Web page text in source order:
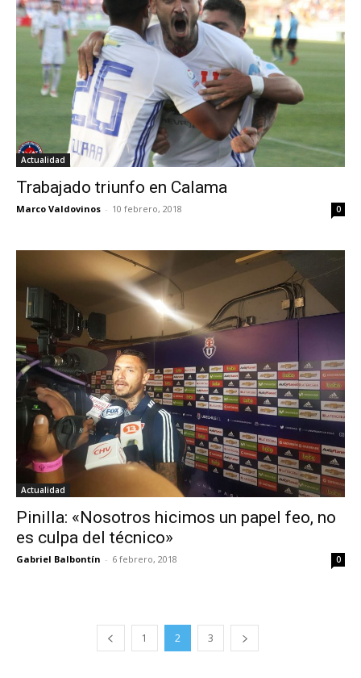
Actualidad
Trabajado triunfo en Calama
Marco Valdovinos - 10 febrero, 2018 0
Actualidad
Pinilla: «Nosotros hicimos un papel feo, no
es culpa del técnico»
Gabriel Balbontín - 6 febrero, 2018 0
1 2 3